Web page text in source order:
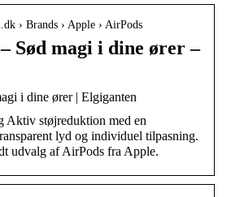
› Brands › Apple › AirPods
Sød magi i dine ører –
i dine ører | Elgiganten
Aktiv støjreduktion med en
lyd og individuel tilpasning.
udvalg af AirPods fra Apple.